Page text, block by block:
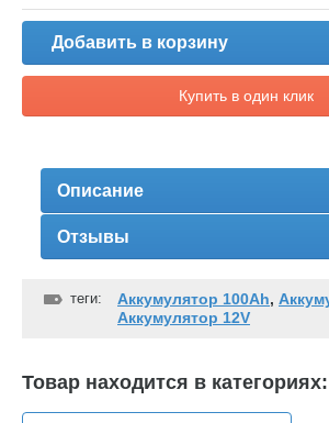
Добавить в корзину
Купить в один клик
Описание
Отзывы
теги: Аккумулятор 100Ah,
Аккумулятор 12V
Товар находится в категориях: